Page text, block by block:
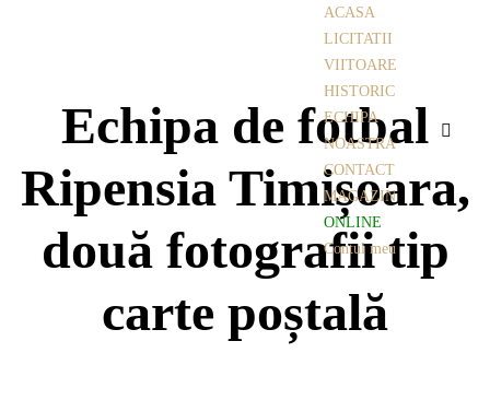
ACASA
LICITATII
VIITOARE
HISTORIC
ECHIPA
NOASTRA
CONTACT
MAGAZIN
ONLINE
Contul meu
Echipa de fotbal
Ripensia Timișoara,
două fotografii tip
carte poștală